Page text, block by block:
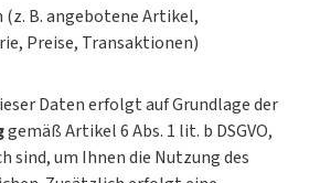
(z. B. angebotene Artikel,
Preise, Transaktionen)
Daten erfolgt auf Grundlage der
gemäß Artikel 6 Abs. 1 lit. b DSGVO,
sind, um Ihnen die Nutzung des